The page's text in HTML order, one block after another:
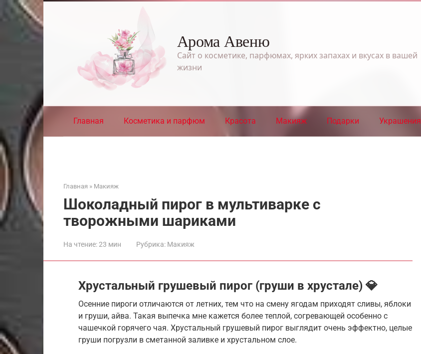
Перейти
к
контенту
Арома Авеню
Сайт о косметике, парфюмах, ярких запахах и вкусах в вашей
жизни
Главная Косметика и парфюм Красота Макияж Подарки Украшения
Главная » Макияж
Шоколадный пирог в мультиварке с
творожными шариками
На чтение:23 мин Рубрика: Макияж
Хрустальный грушевый пирог (груши в хрустале) 💎
Осенние пироги отличаются от летних, тем что на смену ягодам приходят сливы, яблоки
и груши, айва. Такая выпечка мне кажется более теплой, согревающей особенно с
чашечкой горячего чая. Хрустальный грушевый пирог выглядит очень эффектно, целые
груши погрузли в сметанной заливке и хрустальном слое.